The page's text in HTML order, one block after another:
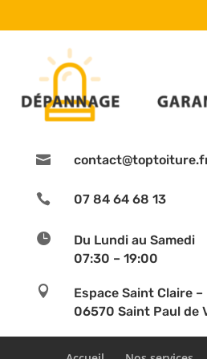

 07 84 64 68 13

Du Lundi au Samedi
07:30 – 19:00

Espace Saint Claire
06570 Saint Paul de